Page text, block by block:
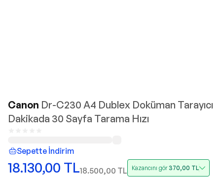
Canon Dr-C230 A4 Dublex Doküman Tarayıcı
Dakikada 30 Sayfa Tarama Hızı
Sepette İndirim
18.130,00 TL18.500,00 TL Kazancını gör370,00 TL